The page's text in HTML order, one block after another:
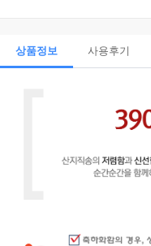
상품정보 사용후기